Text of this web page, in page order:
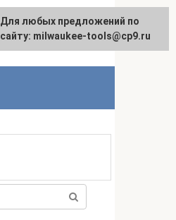
English
Для любых предложений по
сайту: milwaukee-tools@cp9.ru